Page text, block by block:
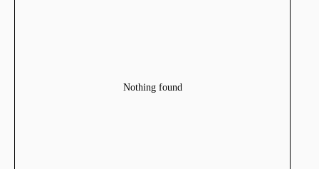
Nothing found